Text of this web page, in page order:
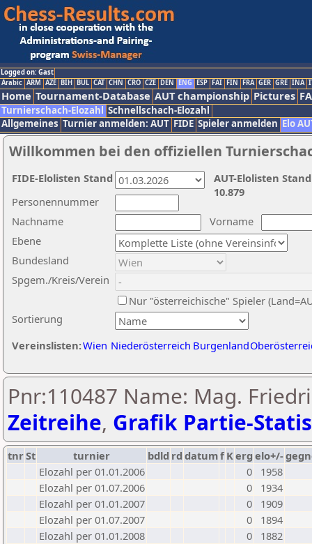
Logged on: Gast
Arabic ARM AZE BIH BUL CAT CHN CRO CZE DEN ENG ESP FAI FIN FRA GER GRE INA
Home Tournament-Database AUT championship Pictures
Turnierschach-Elozahl Schnellschach-Elozahl
Allgemeines Turnier anmelden: AUT FIDE Spieler anmelden Elo
Willkommen bei den offiziellen
Nachname
Vorname
Ebene
Sortierung
Personennummer
Bundesland
Spgem./Kreis/Verein
Nur "österreichische" Spieler
Vereinslisten:Wien Niederösterreich Burgenland
AUT-Elolisten
10.879
FIDE-Elolisten Stand
Pnr:110487 Name: Mag.
Zeitreihe, Grafik Partie-
tnrSt turnier bdld rd datumf Kerg elo+/-
Elozahl per 01.01.2006
0
1958
Elozahl per 01.07.2006
0
1934
Elozahl per 01.01.2007
0
1909
Elozahl per 01.07.2007
0
1894
Elozahl per 01.01.2008
0
1882